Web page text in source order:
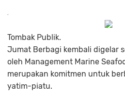
Tombak Publik.
Jumat Berbagi kembali digelar
oleh Management Marine
merupakan komitmen untuk
yatim-piatu.